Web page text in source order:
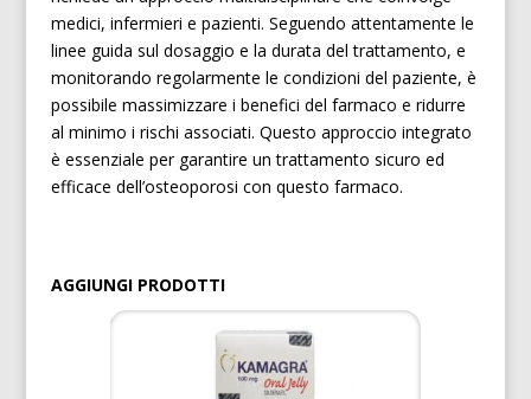
medici, infermieri e pazienti. Seguendo attentamente le
linee guida sul dosaggio e la durata del trattamento, e
monitorando regolarmente le condizioni del paziente, è
possibile massimizzare i benefici del farmaco e ridurre
al minimo i rischi associati. Questo approccio integrato
è essenziale per garantire un trattamento sicuro ed
efficace dell’osteoporosi con questo farmaco.
AGGIUNGI PRODOTTI